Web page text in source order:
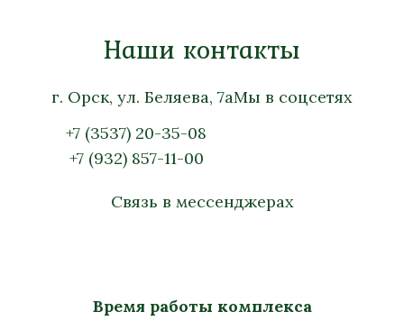
Наши контакты
г. Орск, ул. Беляева, 7а
+7 (3537) 20-35-08
+7 (932) 857-11-00
Мы в соцсетях
Связь в мессенджерах
Время работы комплекса